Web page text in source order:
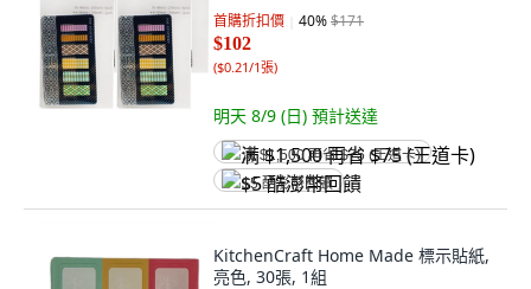
首購折扣價 40%$171
$102
($0.21/1張)
明天 8/9 (日) 預計送達
满 $1,500 再省 $75 (王道卡)
$5 酷澎幣回饋
KitchenCraft Home Made 標示貼紙,
亮色, 30張, 1組